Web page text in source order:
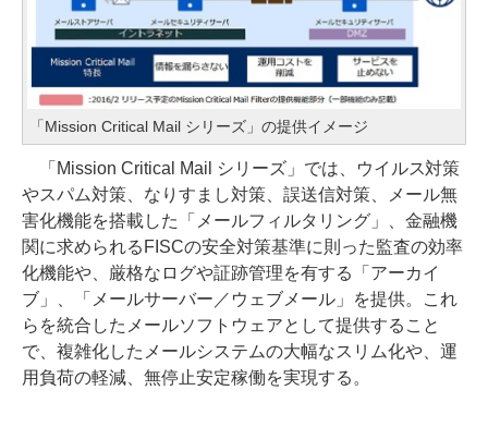
「Mission Critical Mail シリーズ」の提供イメージ
「Mission Critical Mail シリーズ」では、ウイルス対策
やスパム対策、なりすまし対策、誤送信対策、メール無
害化機能を搭載した「メールフィルタリング」、金融機
関に求められるFISCの安全対策基準に則った監査の効率
化機能や、厳格なログや証跡管理を有する「アーカイ
ブ」、「メールサーバー／ウェブメール」を提供。これ
らを統合したメールソフトウェアとして提供すること
で、複雑化したメールシステムの大幅なスリム化や、運
用負荷の軽減、無停止安定稼働を実現する。